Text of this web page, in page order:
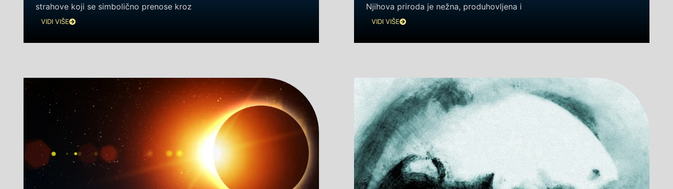
strahove koji se simbolično prenose kroz
VIDI VIŠE
Njihova priroda je nežna, produhovljena i
VIDI VIŠE